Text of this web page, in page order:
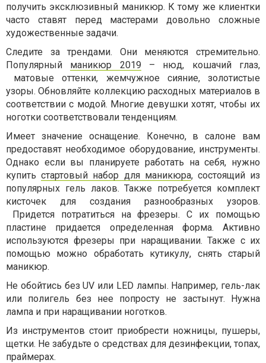
получить эксклюзивный маникюр. К тому же клиентки
часто ставят перед мастерами довольно сложные
художественные задачи.
Следите за трендами. Они меняются стремительно.
Популярный маникюр 2019 – нюд, кошачий глаз,
матовые оттенки, жемчужное сияние, золотистые
узоры. Обновляйте коллекцию расходных материалов в
соответствии с модой. Многие девушки хотят, чтобы их
ноготки соответствовали тенденциям.
Имеет значение оснащение. Конечно, в салоне вам
предоставят необходимое оборудование, инструменты.
Однако если вы планируете работать на себя, нужно
купитьстартовый набор для маникюра, состоящий из
популярных гель лаков. Также потребуется комплект
кисточек для создания разнообразных узоров.
Придется потратиться на фрезеры. С их помощью
пластине придается определенная форма. Активно
используются фрезеры при наращивании. Также с их
помощью можно обработать кутикулу, снять старый
маникюр.
Не обойтись безUV или LED лампы. Например, гель-лак
или полигель без нее попросту не застынут. Нужна
лампа и при наращивании ноготков.
Из инструментов стоит приобрести ножницы, пушеры,
щетки. Не забудьте о средствах для дезинфекции, топах,
праймерах.